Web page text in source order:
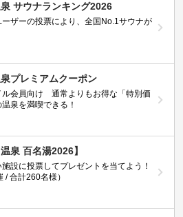
サウナランキング2026
ーザーの投票により、全国No.1サウナが
プレミアムクーポン
ル会員向け 通常よりもお得な「特別価
泉を満喫できる！
泉 百名湯2026】
設に投票してプレゼントを当てよう！
/ 合計260名様）